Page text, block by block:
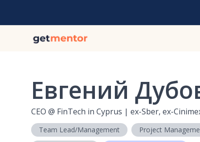
Евгений
CEO @ FinTech in Cyprus | ex-Sber, ex-
Team Lead/Management Project